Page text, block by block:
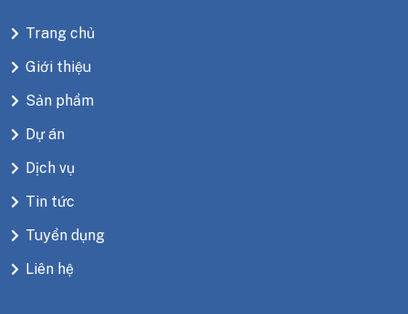
Trang chủ
Giới thiệu
Sản phẩm
Dự án
Dịch vụ
Tin tức
Tuyển dụng
Liên hệ